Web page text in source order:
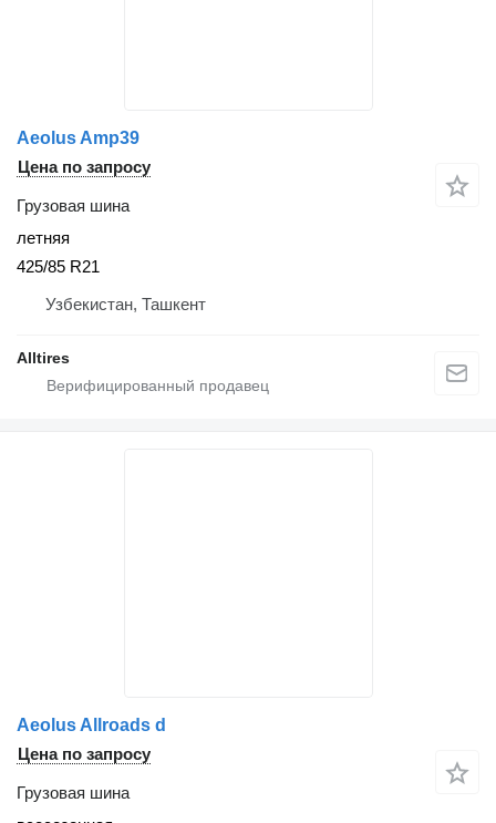
Aeolus Amp39
Цена по запросу
Грузовая шина
летняя
425/85 R21
Узбекистан, Ташкент
Alltires
Aeolus Allroads d
Цена по запросу
Грузовая шина